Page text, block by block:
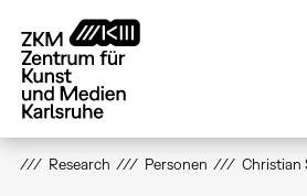
zum
Inhalt
Research Personen Christian